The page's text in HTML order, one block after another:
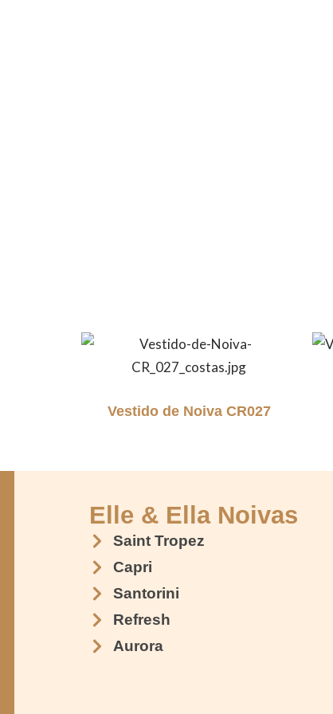
Vestido de Noiva CR027
Elle & Ella Noivas
Saint Tropez
Capri
Santorini
Refresh
Aurora